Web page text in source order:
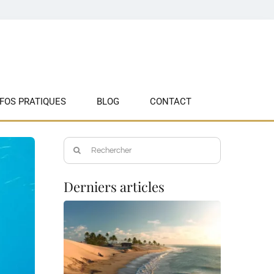
PRATIQUES BLOG CONTACT
Rechercher:
Derniers articles